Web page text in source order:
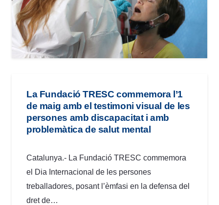
La Fundació TRESC commemora l’1
de maig amb el testimoni visual de les
persones amb discapacitat i amb
problemàtica de salut mental
Catalunya.- La Fundació TRESC commemora
el Dia Internacional de les persones
treballadores, posant l’èmfasi en la defensa del
dret de…